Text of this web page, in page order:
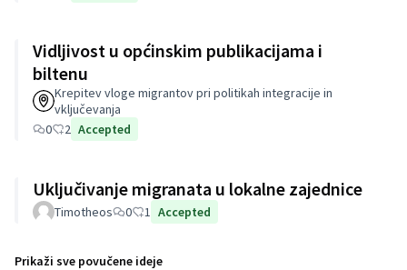
Vidljivost u općinskim publikacijama i
biltenu
Krepitev vloge migrantov pri politikah integracije in
vključevanja
0
2 Accepted
Uključivanje migranata u lokalne zajednice
Timotheos 0 1 Accepted
Prikaži sve povučene ideje